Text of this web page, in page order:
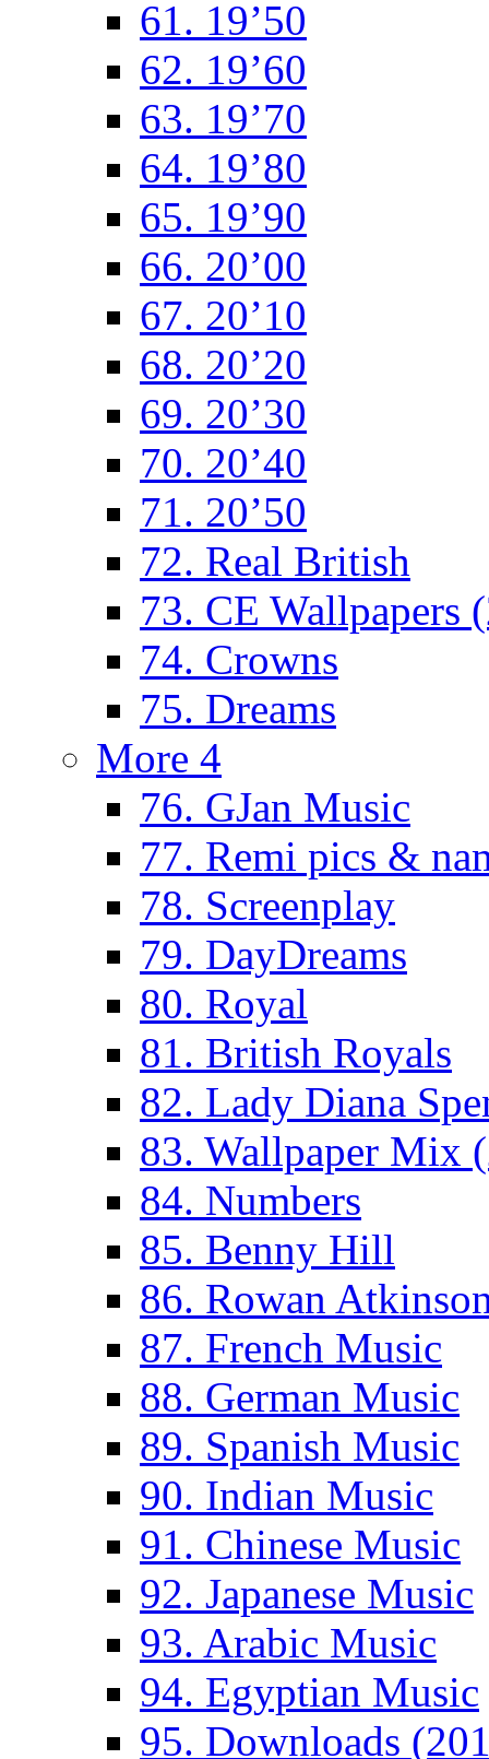
61. 19’50
62. 19’60
63. 19’70
64. 19’80
65. 19’90
66. 20’00
67. 20’10
68. 20’20
69. 20’30
70. 20’40
71. 20’50
72. Real British
73. CE Wallpapers
74. Crowns
75. Dreams
More 4
76. GJan Music
77. Remi pics &
78. Screenplay
79. DayDreams
80. Royal
81. British Royals
82. Lady Diana
83. Wallpaper Mix
84. Numbers
85. Benny Hill
86. Rowan
87. French Music
88. German Music
89. Spanish Music
90. Indian Music
91. Chinese Music
92. Japanese Music
93. Arabic Music
94. Egyptian Music
95. Downloads